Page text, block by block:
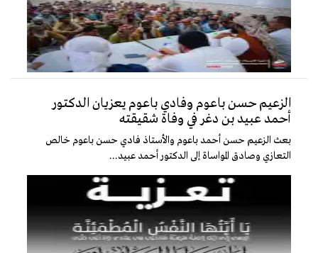
الزعيم حسن باعوم وفادي باعوم يعزيان الدكتور
أحمد عبيد بن دغر في وفاة شقيقته
بعث الزعيم حسن أحمد باعوم والأستاذ فادي حسن باعوم خالص
التعازي وصادق المواساة إلى الدكتور أحمد عبيد...